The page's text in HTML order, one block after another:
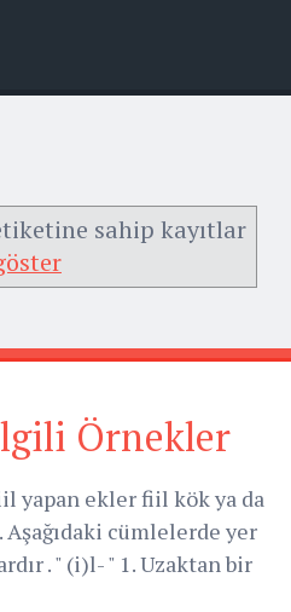
sahip kayıtlar
Örnekler
ekler fiil kök ya da
cümlelerde yer
. " (i)l- " 1. Uzaktan bir